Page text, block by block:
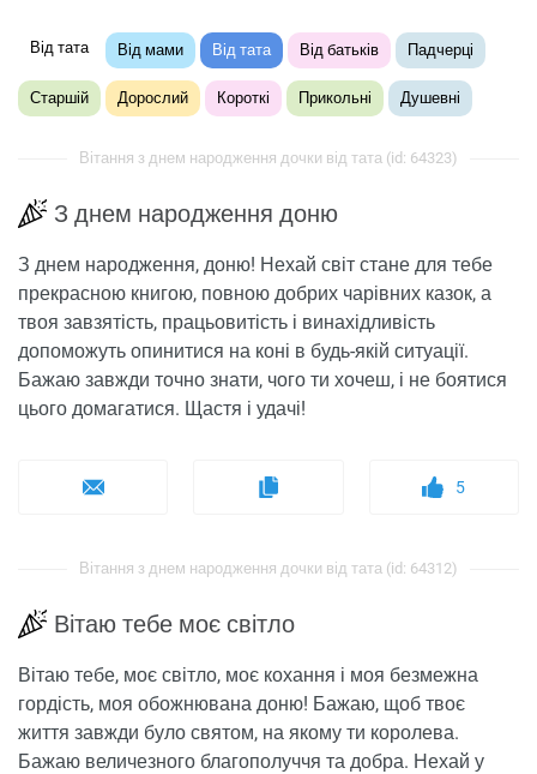
Від тата Від мами Від тата Від батьків Падчерці
Старшій Дорослий Короткі Прикольні Душевні
Вітання з днем ​​народження дочки від тата (id: 64323)
З днем ​​народження доню
З днем ​​народження, доню! Нехай світ стане для тебе
прекрасною книгою, повною добрих чарівних казок, а
твоя завзятість, працьовитість і винахідливість
допоможуть опинитися на коні в будь-якій ситуації.
Бажаю завжди точно знати, чого ти хочеш, і не боятися
цього домагатися. Щастя і удачі!
5
Вітання з днем ​​народження дочки від тата (id: 64312)
Вітаю тебе моє світло
Вітаю тебе, моє світло, моє кохання і моя безмежна
гордість, моя обожнювана доню! Бажаю, щоб твоє
життя завжди було святом, на якому ти королева.
Бажаю величезного благополуччя та добра. Нехай у